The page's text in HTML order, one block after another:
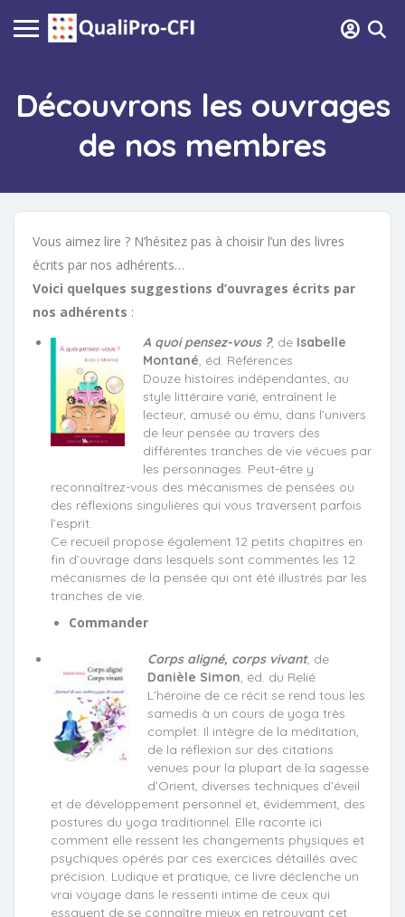
Découvrons les ouvrages
de nos membres
Vous aimez lire ? N’hésitez pas à choisir l’un des livres
écrits par nos adhérents…
Voici quelques suggestions d’ouvrages écrits par
nos adhérents :
A quoi pensez-vous ?, de Isabelle
Montané, éd. Références
Douze histoires indépendantes, au
style littéraire varié, entraînent le
lecteur, amusé ou ému, dans l’univers
de leur pensée au travers des
différentes tranches de vie vécues par
les personnages. Peut-être y
reconnaîtrez-vous des mécanismes de pensées ou
des réflexions singulières qui vous traversent parfois
l’esprit.
Ce recueil propose également 12 petits chapitres en
fin d’ouvrage dans lesquels sont commentés les 12
mécanismes de la pensée qui ont été illustrés par les
tranches de vie.
Commander
Corps aligné, corps vivant, de
Danièle Simon, éd. du Relié
L’héroïne de ce récit se rend tous les
samedis à un cours de yoga très
complet. Il intègre de la méditation,
de la réflexion sur des citations
venues pour la plupart de la sagesse
d’Orient, diverses techniques d’éveil
et de développement personnel et, évidemment, des
postures du yoga traditionnel. Elle raconte ici
comment elle ressent les changements physiques et
psychiques opérés par ces exercices détaillés avec
précision. Ludique et pratique, ce livre déclenche un
vrai voyage dans le ressenti intime de ceux qui
essayent de se connaître mieux en retrouvant cet